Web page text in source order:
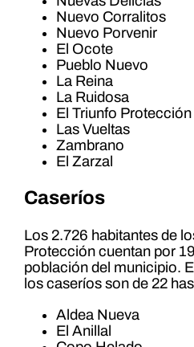
Nuevo Corralitos
Nuevo Porvenir
El Ocote
Pueblo Nuevo
La Reina
La Ruidosa
El Triunfo
Las Vueltas
Zambrano
El Zarzal
Caseríos
Los 2.726 habitantes de
Protección cuentan por
población del municipio.
los caseríos son de 22
Aldea Nueva
El Anillal